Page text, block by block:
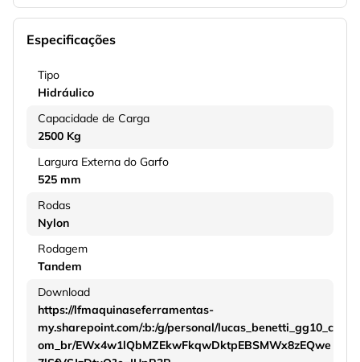
Especificações
Tipo
Hidráulico
Capacidade de Carga
2500 Kg
Largura Externa do Garfo
525 mm
Rodas
Nylon
Rodagem
Tandem
Download
https://lfmaquinaseferramentas-
my.sharepoint.com/:b:/g/personal/lucas_benetti_gg10_c
om_br/EWx4w1lQbMZEkwFkqwDktpEBSMWx8zEQwe